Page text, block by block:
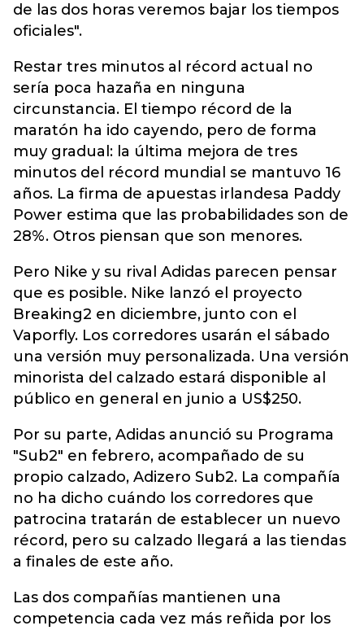
de las dos horas veremos bajar los tiempos
oficiales".
Restar tres minutos al récord actual no
sería poca hazaña en ninguna
circunstancia. El tiempo récord de la
maratón ha ido cayendo, pero de forma
muy gradual: la última mejora de tres
minutos del récord mundial se mantuvo 16
años. La firma de apuestas irlandesa Paddy
Power estima que las probabilidades son de
28%. Otros piensan que son menores.
Pero Nike y su rival Adidas parecen pensar
que es posible. Nike lanzó el proyecto
Breaking2 en diciembre, junto con el
Vaporfly. Los corredores usarán el sábado
una versión muy personalizada. Una versión
minorista del calzado estará disponible al
público en general en junio a US$250.
Por su parte, Adidas anunció su Programa
"Sub2" en febrero, acompañado de su
propio calzado, Adizero Sub2. La compañía
no ha dicho cuándo los corredores que
patrocina tratarán de establecer un nuevo
récord, pero su calzado llegará a las tiendas
a finales de este año.
Las dos compañías mantienen una
competencia cada vez más reñida por los